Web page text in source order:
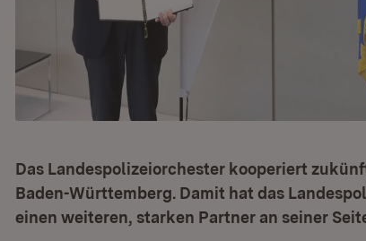
Das Landespolizeiorchester kooperiert
Baden-Württemberg. Damit hat das
einen weiteren, starken Partner an seiner